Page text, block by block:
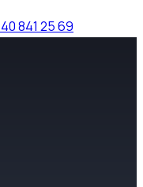
841 25 69